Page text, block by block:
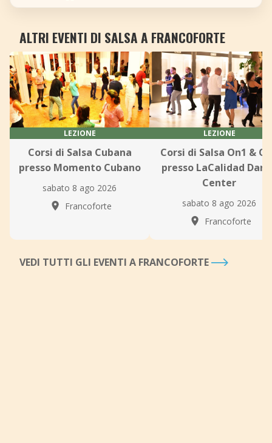
ALTRI EVENTI DI SALSA A FRANCOFORTE
LEZIONE
Corsi di Salsa Cubana
presso Momento Cubano
sabato 8 ago 2026
Francoforte
LEZIONE
Corsi di Salsa On1 &
presso LaCalidad
Center
sabato 8 ago 2026
Francoforte
VEDI TUTTI GLI EVENTI A FRANCOFORTE